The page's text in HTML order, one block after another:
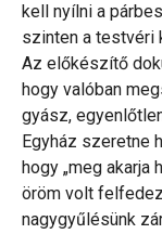
kell nyílni a
szinten a testvéri
Az előkészítő
hogy valóban
gyász,
Egyház szeretne
hogy „meg akarja
öröm volt
nagygyűlésünk